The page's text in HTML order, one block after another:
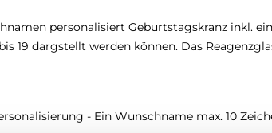
personalisiert Geburtstagskranz inkl.
19 dargstellt werden können. Das
- Ein Wunschname max. 10